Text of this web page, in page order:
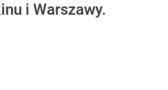
i Warszawy.